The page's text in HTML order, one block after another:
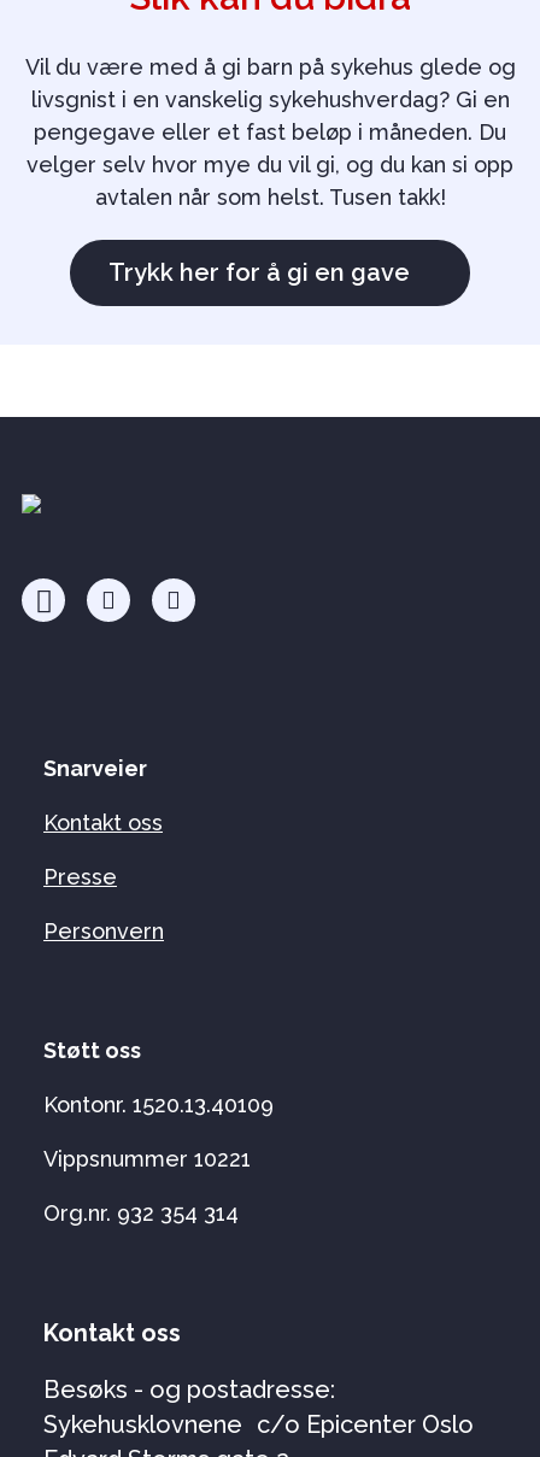
Vil du være med å gi barn på sykehus glede og
livsgnist i en vanskelig sykehushverdag? Gi en
pengegave eller et fast beløp i måneden. Du
velger selv hvor mye du vil gi, og du kan si opp
avtalen når som helst. Tusen takk!
Trykk her for å gi en gave
Snarveier
Kontakt oss
Presse
Personvern
Støtt oss
Kontonr. 1520.13.40109
Vippsnummer 10221
Org.nr. 932 354 314
Kontakt oss
Besøks - og postadresse:
Sykehusklovnene c/o Epicenter Oslo